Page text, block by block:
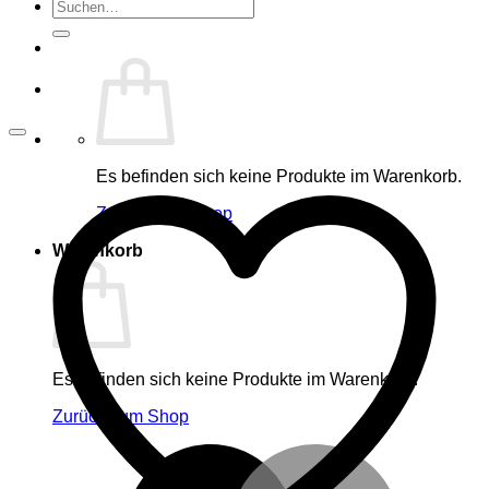
Suche
nach:
Es befinden sich keine Produkte im Warenkorb.
Zurück zum Shop
Warenkorb
Es befinden sich keine Produkte im Warenkorb.
Zurück zum Shop